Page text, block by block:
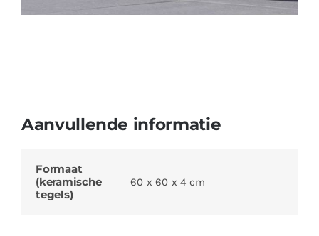
Aanvullende informatie
Formaat
(keramische
tegels)
60 x 60 x 4 cm